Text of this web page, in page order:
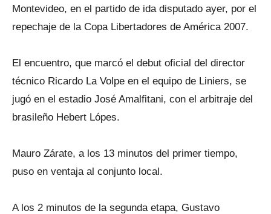
Montevideo, en el partido de ida disputado ayer, por el
repechaje de la Copa Libertadores de América 2007.
El encuentro, que marcó el debut oficial del director
técnico Ricardo La Volpe en el equipo de Liniers, se
jugó en el estadio José Amalfitani, con el arbitraje del
brasileño Hebert Lópes.
Mauro Zárate, a los 13 minutos del primer tiempo,
puso en ventaja al conjunto local.
A los 2 minutos de la segunda etapa, Gustavo